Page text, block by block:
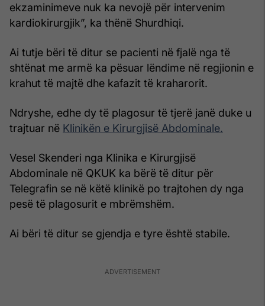
ekzaminimeve nuk ka nevojë për intervenim
kardiokirurgjik”, ka thënë Shurdhiqi.
Ai tutje bëri të ditur se pacienti në fjalë nga të
shtënat me armë ka pësuar lëndime në regjionin e
krahut të majtë dhe kafazit të kraharorit.
Ndryshe, edhe dy të plagosur të tjerë janë duke u
trajtuar në Klinikën e Kirurgjisë Abdominale.
Vesel Skenderi nga Klinika e Kirurgjisë
Abdominale në QKUK ka bërë të ditur për
Telegrafin se në këtë klinikë po trajtohen dy nga
pesë të plagosurit e mbrëmshëm.
Ai bëri të ditur se gjendja e tyre është stabile.